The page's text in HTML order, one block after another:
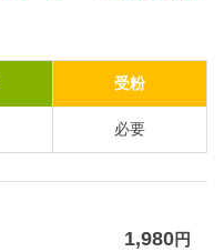
受粉
必要
1,980円